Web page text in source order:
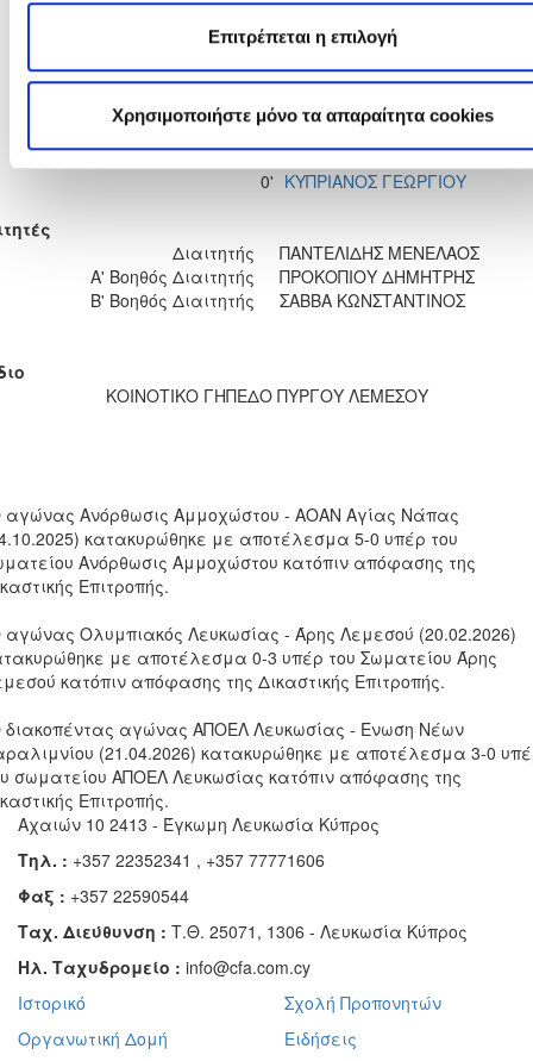
Επιτρέπεται η επιλογή
Χρησιμοποιήστε μόνο τα απαραίτητα cookies
GLEB KOLIADOV 0'
ΧΡΗΣΤΟΣ ΤΖΙΑΚΟΥΡΗΣ 0'
ΜΑΡΚΟΣ ΚΑΣΣΙΑΝΙΔΗΣ
0' ΑΝΤΡΕΑΣ ΕΥΡΙΠΙΔΟΥ
0' ΚΥΠΡΙΑΝΟΣ ΓΕΩΡΓΙΟΥ
Διαιτητής
ΠΑΝΤΕΛΙΔΗΣ ΜΕΝΕΛΑΟΣ
Α' Βοηθός Διαιτητής
ΠΡΟΚΟΠΙΟΥ ΔΗΜΗΤΡΗΣ
Β' Βοηθός Διαιτητής
ΣΑΒΒΑ ΚΩΝΣΤΑΝΤΙΝΟΣ
ΚΟΙΝΟΤΙΚΟ ΓΗΠΕΔΟ ΠΥΡΓΟΥ ΛΕΜΕΣΟΥ
αγώνας Ανόρθωσις Αμμοχώστου - ΑΟΑΝ Αγίας Νάπας
κατακυρώθηκε με αποτέλεσμα 5-0 υπέρ του
Ανόρθωσις Αμμοχώστου κατόπιν απόφασης της
Επιτροπής.
αγώνας Ολυμπιακός Λευκωσίας - Άρης Λεμεσού (20.02.2026)
με αποτέλεσμα 0-3 υπέρ του Σωματείου Άρης
κατόπιν απόφασης της Δικαστικής Επιτροπής.
διακοπέντας αγώνας ΑΠΟΕΛ Λευκωσίας - Ενωση Νέων
(21.04.2026) κατακυρώθηκε με αποτέλεσμα 3-0
σωματείου ΑΠΟΕΛ Λευκωσίας κατόπιν απόφασης της
Επιτροπής.
Αχαιών 10 2413 - Έγκωμη Λευκωσία Κύπρος
Τηλ. : +357 22352341 , +357 77771606
Φαξ : +357 22590544
Ταχ. Διεύθυνση : Τ.Θ. 25071, 1306 - Λευκωσία Κύπρος
Ηλ. Ταχυδρομείο : info@cfa.com.cy
Ιστορικό
Οργανωτική Δομή
Σχολή Προπονητών
Ειδήσεις